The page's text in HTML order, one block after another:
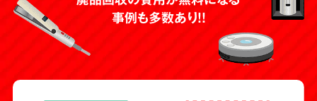
事例も多数あり！！